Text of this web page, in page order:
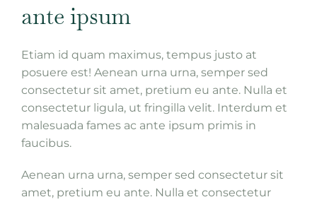
ante ipsum
Etiam id quam maximus, tempus justo at
posuere est! Aenean urna urna, semper sed
consectetur sit amet, pretium eu ante. Nulla et
consectetur ligula, ut fringilla velit. Interdum et
malesuada fames ac ante ipsum primis in
faucibus.
Aenean urna urna, semper sed consectetur sit
amet, pretium eu ante. Nulla et consectetur